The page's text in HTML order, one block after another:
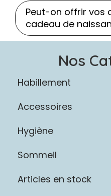
Peut-on offrir vos
cadeau de
Nos
Habillement
Accessoires
Hygiène
Sommeil
Articles en stock